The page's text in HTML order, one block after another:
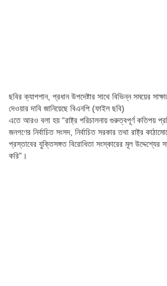
ছবির ক্যাপশান, প্রধান উপদেষ্টার সাথে বিভিন্ন সময়ের
দেওয়ার দাবি জানিয়েছে বিএনপি (ফাইল ছবি)
এতে আরও বলা হয় “রাষ্ট্র পরিচালনায় গুরুত্বপূর্ণ কতিপয়
জনগণের নির্বাচিত সংসদ, নির্বাচিত সরকার তথা রাষ্ট্র
প্রস্তাবের যুক্তিসঙ্গত বিরোধিতা সংস্কারের মূল উদ্দেশ্যের
করি”।